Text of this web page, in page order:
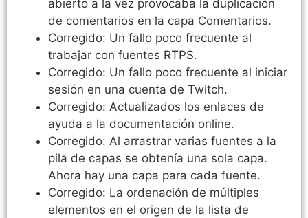
abierto a la vez provocaba la duplicación
de comentarios en la capa Comentarios.
Corregido: Un fallo poco frecuente al
trabajar con fuentes RTPS.
Corregido: Un fallo poco frecuente al iniciar
sesión en una cuenta de Twitch.
Corregido: Actualizados los enlaces de
ayuda a la documentación online.
Corregido: Al arrastrar varias fuentes a la
pila de capas se obtenía una sola capa.
Ahora hay una capa para cada fuente.
Corregido: La ordenación de múltiples
elementos en el origen de la lista de